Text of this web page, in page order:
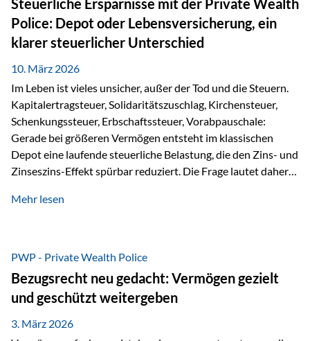
von „gut beraten“ können absolvierte Bildungsmaßnahmen
zentral erfasst und dokumentiert werden. „gut beraten“
zertifiziert Als zertifizierter Bildungsanbieter können unsere
Webinare nun für die…
Steuerliche Ersparnisse mit der Private Wealth
Police: Depot oder Lebensversicherung, ein
klarer steuerlicher Unterschied
10. März 2026
Im Leben ist vieles unsicher, außer der Tod und die Steuern.
Kapitalertragsteuer, Solidaritätszuschlag, Kirchensteuer,
Schenkungssteuer, Erbschaftssteuer, Vorabpauschale:
Gerade bei größeren Vermögen entsteht im klassischen
Depot eine laufende steuerliche Belastung, die den Zins- und
Zinseszins-Effekt spürbar reduziert. Die Frage lautet daher:
nicht laufend Kapital entziehen – sondern möglichst lange im
Privatdepot fallen an: Abgeltungssteuer Fondsbesteuerung
(Vorabpauschale, Teilfreistellung) Kein steuerlicher Abzug
der Vermögensverwaltungs-Gebühren /
Depotbankgebühren Jährliches Steuerreporting erforderlich
Zinsen, Dividenden und Kursgewinne werden laufend
besteuert.
Mehr lesen
PWP - Private Wealth Police
Bezugsrecht neu gedacht: Vermögen gezielt
und geschützt weitergeben
3. März 2026